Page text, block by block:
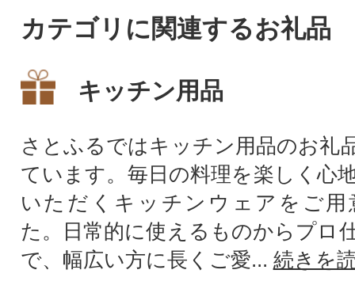
カテゴリに関連するお礼品
キッチン用品
さとふるではキッチン用品のお礼
ています。毎日の料理を楽しく心
いただくキッチンウェアをご用
た。日常的に使えるものからプロ
で、幅広い方に長くご愛... 続きを